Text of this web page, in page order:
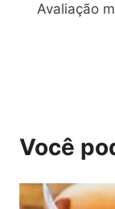
Avaliação
Você